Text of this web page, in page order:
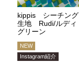
kippis シーチング
生地 Rudi/ルデ
グリーン
NEW
Instagram紹介